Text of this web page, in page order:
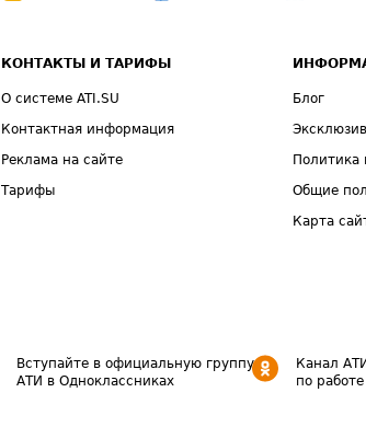
КОНТАКТЫ И ТАРИФЫ
О системе ATI.SU
Контактная информация
Реклама на сайте
Тарифы
Блог
Политика
Общие
Карта
Вступайте в официальную группу
АТИ в Одноклассниках
Канал
по